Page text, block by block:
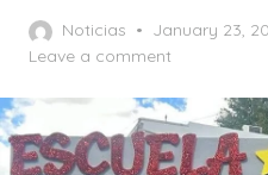
Noticias
Posted
on
January 23,
Leave a comment